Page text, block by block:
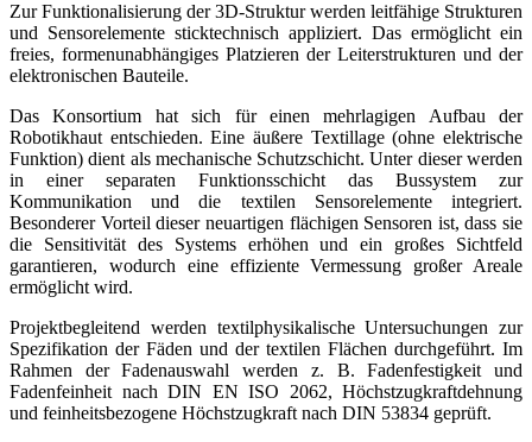
Zur Funktionalisierung der 3D-Struktur werden leitfähige Strukturen
und Sensorelemente sticktechnisch appliziert. Das ermöglicht ein
freies, formenunabhängiges Platzieren der Leiterstrukturen und der
elektronischen Bauteile.
Das Konsortium hat sich für einen mehrlagigen Aufbau der
Robotikhaut entschieden. Eine äußere Textillage (ohne elektrische
Funktion) dient als mechanische Schutzschicht. Unter dieser werden
in einer separaten Funktionsschicht das Bussystem zur
Kommunikation und die textilen Sensorelemente integriert.
Besonderer Vorteil dieser neuartigen flächigen Sensoren ist, dass sie
die Sensitivität des Systems erhöhen und ein großes Sichtfeld
garantieren, wodurch eine effiziente Vermessung großer Areale
ermöglicht wird.
Projektbegleitend werden textilphysikalische Untersuchungen zur
Spezifikation der Fäden und der textilen Flächen durchgeführt. Im
Rahmen der Fadenauswahl werden z. B. Fadenfestigkeit und
Fadenfeinheit nach DIN EN ISO 2062, Höchstzugkraftdehnung
und feinheitsbezogene Höchstzugkraft nach DIN 53834 geprüft.